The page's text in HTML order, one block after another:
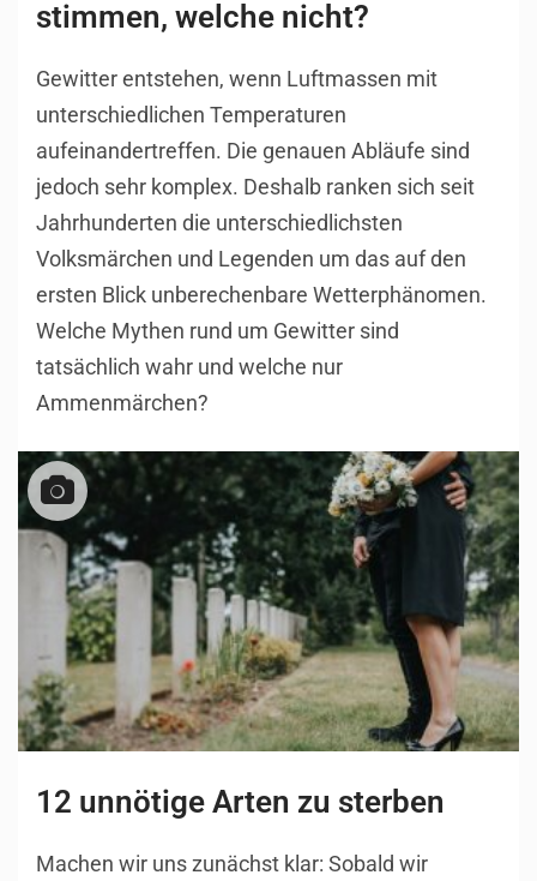
stimmen, welche nicht?
Gewitter entstehen, wenn Luftmassen mit
unterschiedlichen Temperaturen
aufeinandertreffen. Die genauen Abläufe sind
jedoch sehr komplex. Deshalb ranken sich seit
Jahrhunderten die unterschiedlichsten
Volksmärchen und Legenden um das auf den
ersten Blick unberechenbare Wetterphänomen.
Welche Mythen rund um Gewitter sind
tatsächlich wahr und welche nur
Ammenmärchen?
12 unnötige Arten zu sterben
Machen wir uns zunächst klar: Sobald wir